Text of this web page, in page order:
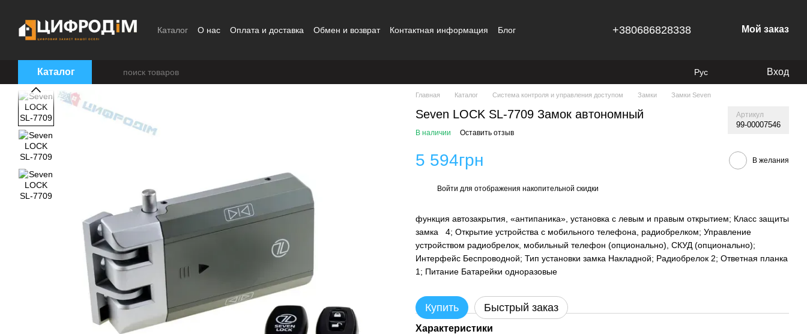
Каталог О нас Оплата и доставка Обмен и возврат Контактная информация
Блог
+380686828338 Мой заказ
Каталог Рус Вход
Главная Каталог Система контроля и управления доступом Замки Замки Seven
Seven LOCK SL-7709 Замок автономный Артикул
99-00007546
В наличии Оставить отзыв
5 594грн В желания
Войти для отображения накопительной скидки
функция автозакрытия, «антипаника», установка с левым и правым открытием; Класс защиты
замка 4; Открытие устройства с мобильного телефона, радиобрелком; Управление
устройством радиобрелок, мобильный телефон (опционально), СКУД (опционально);
Интерфейс Беспроводной; Тип установки замка Накладной; Радиобрелок 2; Ответная планка
1; Питание Батарейки одноразовые
Купить Быстрый заказ
Характеристики